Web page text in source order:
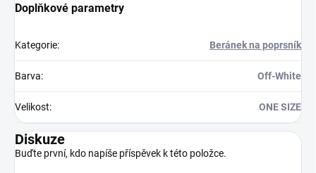
Doplňkové parametry
Kategorie: Beránek na poprsník
Barva: Off-White
Velikost: ONE SIZE
Diskuze
Buďte první, kdo napíše příspěvek k této položce.